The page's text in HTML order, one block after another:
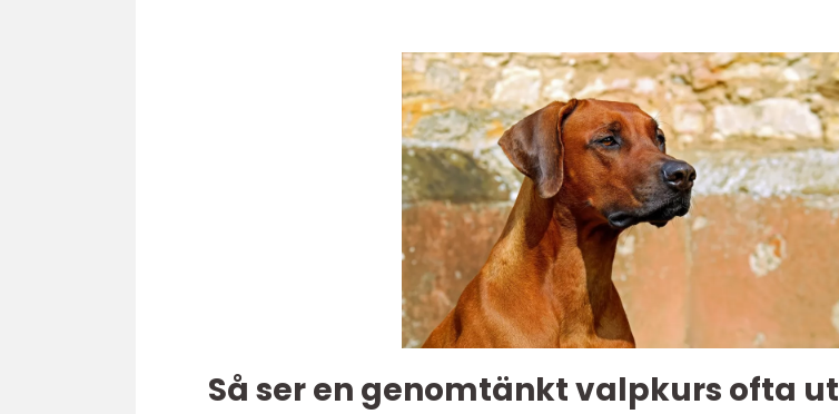
Så ser en genomtänkt valpkurs ofta ut